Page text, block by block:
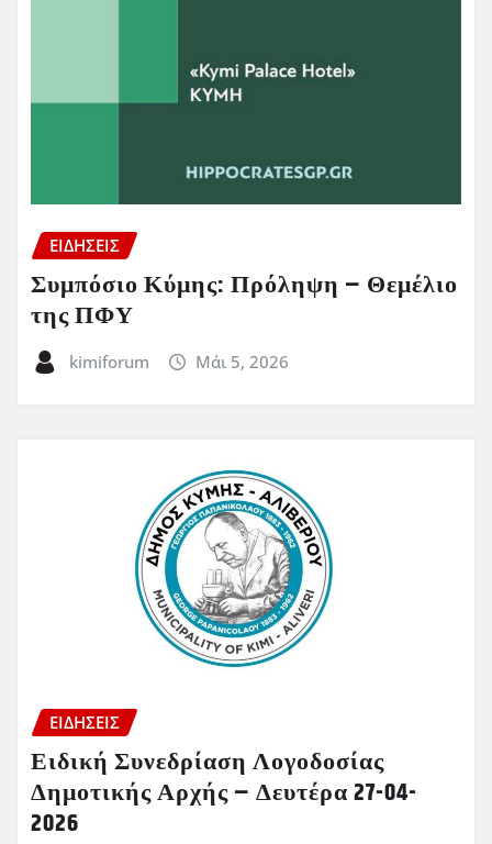
ΕΙΔΗΣΕΙΣ
Συμπόσιο Κύμης: Πρόληψη – Θεμέλιο
της ΠΦΥ
kimiforum Μάι 5, 2026
ΕΙΔΗΣΕΙΣ
Ειδική Συνεδρίαση Λογοδοσίας
Δημοτικής Αρχής – Δευτέρα 27-04-
2026